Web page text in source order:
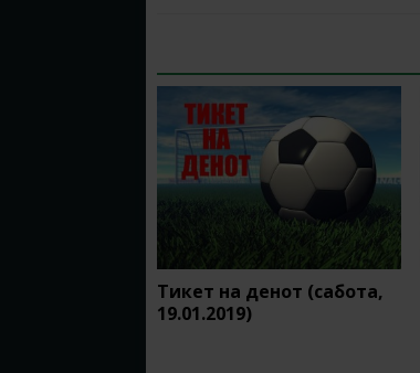
Тикет на денот (сабота,
19.01.2019)